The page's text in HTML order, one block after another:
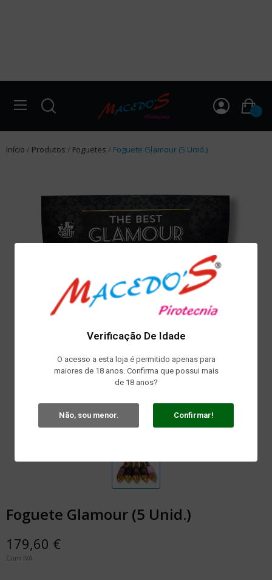
Verificação De Idade
O acesso a esta loja é permitido apenas para
maiores de 18 anos. Confirma que possui mais
de 18 anos?
Não, sou menor. Confirmar!
0
Início Produtos Foguetes Foguete Glamour (5 Unid.)
Foguete Glamour (5 Unid.)
179,60 €
Com IVA